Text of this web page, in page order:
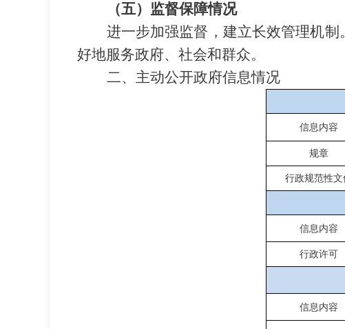
（五）监督保障情况
进一步加强监督，建立长效管理机
好地服务政府、社会和群众。
二、主动公开政府信息情况
信息内容
规章
行政规范性文
信息内容
行政许可
信息内容